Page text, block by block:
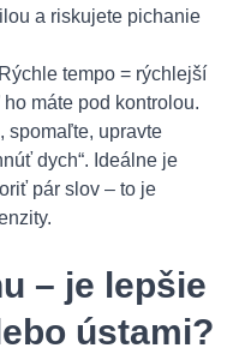
a riskujete pichanie
Rýchle tempo = rýchlejší
máte pod kontrolou.
spomaľte, upravte
dych“. Ideálne je
pár slov – to je
– je lepšie
ústami?